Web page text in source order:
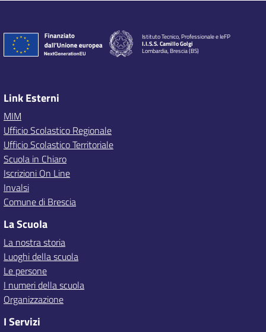
Istituto Tecnico, Professionale e IeFP
I.I.S.S. Camillo Golgi
Lombardia, Brescia (BS)
Link Esterni
MIM
Ufficio Scolastico Regionale
Ufficio Scolastico Territoriale
Scuola in Chiaro
Iscrizioni On Line
Invalsi
Comune di Brescia
La Scuola
La nostra storia
Luoghi della scuola
Le persone
I numeri della scuola
Organizzazione
I Servizi